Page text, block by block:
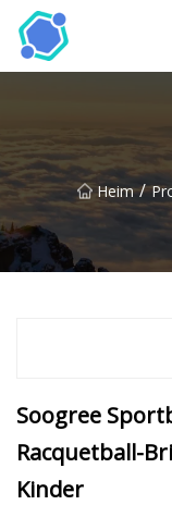
Heim /
Soogree
Racquetball-
Kinder